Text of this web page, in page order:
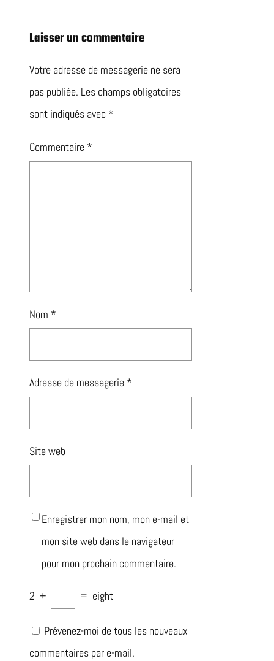
Laisser un commentaire
Votre adresse de messagerie ne sera
pas publiée. Les champs obligatoires
sont indiqués avec *
Commentaire *
Nom *
Adresse de messagerie *
Site web
Enregistrer mon nom, mon e-mail et
mon site web dans le navigateur
pour mon prochain commentaire.
2 + = eight
Prévenez-moi de tous les nouveaux
commentaires par e-mail.